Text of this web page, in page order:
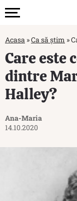
Acasa »Ca să știm »
Care este
dintre
Halley?
Ana-Maria
14.10.2020